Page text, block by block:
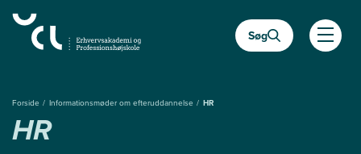
hovedindhold
Søg
Åben
Forside Informationsmøder om efteruddannelse HR
HR